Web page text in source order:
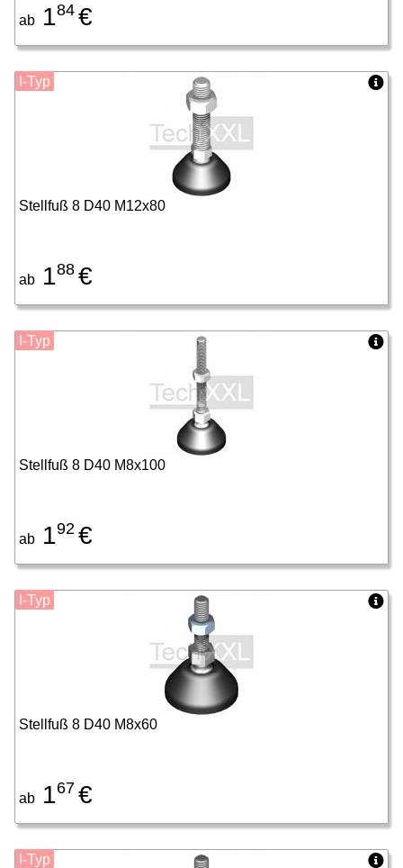
ab 184 €
Stellfuß 8 D40 M12x80
ab 188 €
I-Typ
Stellfuß 8 D40 M8x100
ab 192 €
I-Typ
Stellfuß 8 D40 M8x60
ab 167 €
I-Typ
I-Typ